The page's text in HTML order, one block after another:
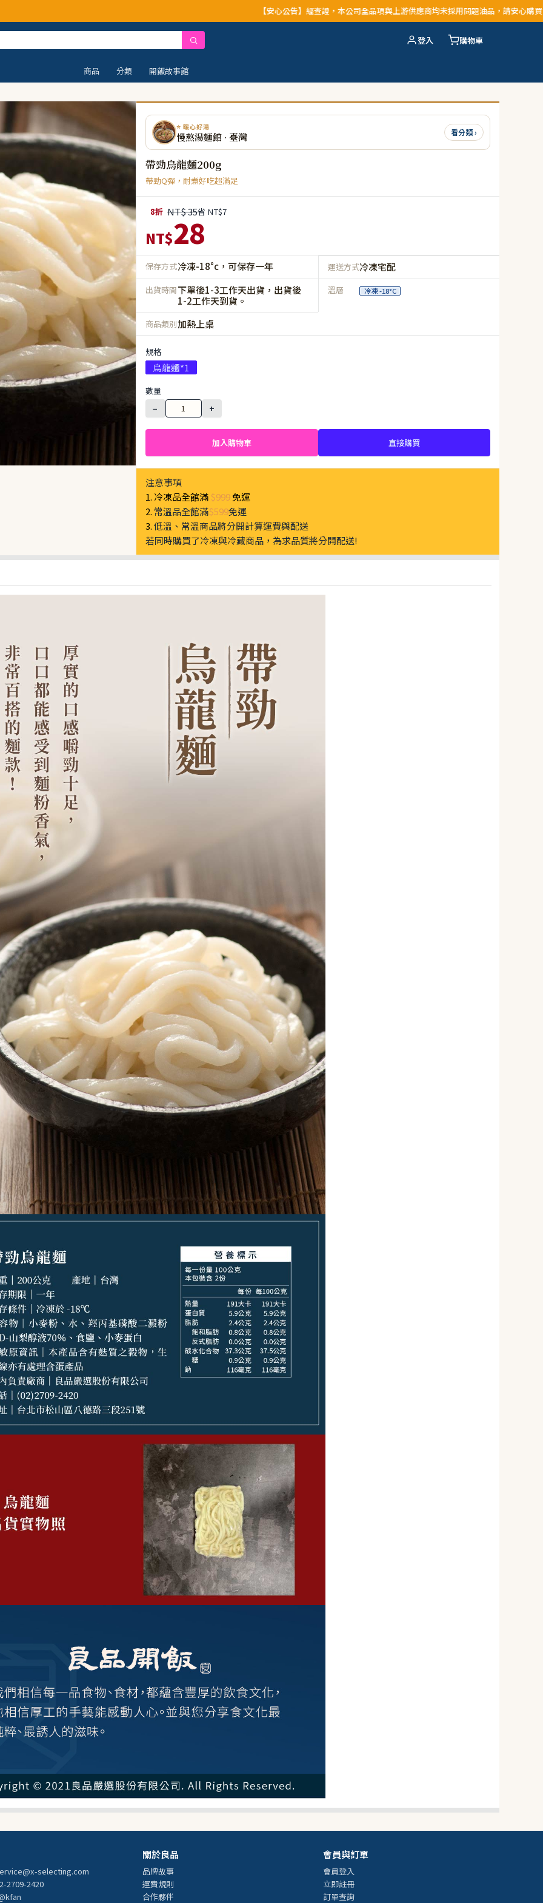
【安心公告】經查證，本公司全品項與上游供應商均未採用問題油品，請安心購買食用
登入 購物車
商品 分類 開飯故事館
⭐ 暖心好湯
慢熬湯麵館 · 臺灣 看分類 ›
帶勁烏龍麵200g
帶勁Q彈，耐煮好吃超滿足
8折 NT$ 35省 NT$7
NT$28
保存方式冷凍-18°c，可保存一年 運送方式冷凍宅配
出貨時間下單後1-3工作天出貨，出貨後
1-2工作天到貨。
溫層 冷凍 -18°C
商品類別加熱上桌
規格
烏龍麵*1
數量
−
+
加入購物車 直接購買
注意事項
1. 冷凍品全館滿 $999免運
2. 常溫品全館滿$599免運
3.低溫、常溫商品將分開計算運費與配送
若同時購買了冷凍與冷藏商品，為求品質將分開配送!
規格
+
selecting.com
2709-2420
關於良品
品牌故事
運費規則
合作夥伴
會員與訂單
會員登入
立即註冊
訂單查詢